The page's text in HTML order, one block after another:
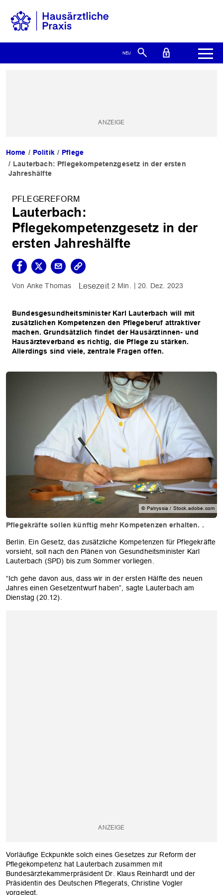
Home Politik
Pflege
Lauterbach: Pflegekompetenzgesetz in der ersten
Jahreshälfte
PFLEGEREFORM
Lauterbach:
Pflegekompetenzgesetz in der
ersten Jahreshälfte
Anke Thomas 2 Min. 20. Dez. 2023
Bundesgesundheitsminister Karl Lauterbach will mit
zusätzlichen Kompetenzen den Pflegeberuf attraktiver
machen. Grundsätzlich findet der Hausärztinnen- und
Hausärzteverband es richtig, die Pflege zu stärken.
Allerdings sind viele, zentrale Fragen offen.
© Patryssia / Stock.adobe.com
Pflegekräfte sollen künftig mehr Kompetenzen erhalten. .
Berlin. Ein Gesetz, das zusätzliche Kompetenzen für Pflegekräfte
vorsieht, soll nach den Plänen von Gesundheitsminister Karl
Lauterbach (SPD) bis zum Sommer vorliegen.
“Ich gehe davon aus, dass wir in der ersten Hälfte des neuen
Jahres einen Gesetzentwurf haben”, sagte Lauterbach am
Dienstag (20.12).
Vorläufige Eckpunkte solch eines Gesetzes zur Reform der
Pflegekompetenz hat Lauterbach zusammen mit
Bundesärztekammerpräsident Dr. Klaus Reinhardt und der
Präsidentin des Deutschen Pflegerats, Christine Vogler
vorgelegt.